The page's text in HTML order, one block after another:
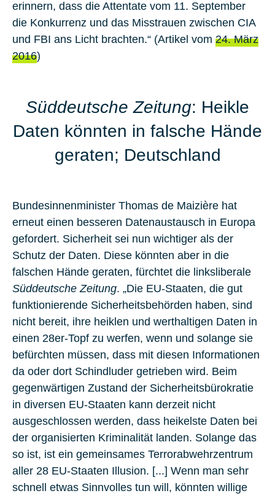
erinnern, dass die Attentate vom 11. September
die Konkurrenz und das Misstrauen zwischen CIA
und FBI ans Licht brachten.“ (Artikel vom 24. März
2016)
Süddeutsche Zeitung: Heikle
Daten könnten in falsche Hände
geraten; Deutschland
Bundesinnenminister Thomas de Maizière hat
erneut einen besseren Datenaustausch in Europa
gefordert. Sicherheit sei nun wichtiger als der
Schutz der Daten. Diese könnten aber in die
falschen Hände geraten, fürchtet die linksliberale
Süddeutsche Zeitung. „Die EU-Staaten, die gut
funktionierende Sicherheitsbehörden haben, sind
nicht bereit, ihre heiklen und werthaltigen Daten in
einen 28er-Topf zu werfen, wenn und solange sie
befürchten müssen, dass mit diesen Informationen
da oder dort Schindluder getrieben wird. Beim
gegenwärtigen Zustand der Sicherheitsbürokratie
in diversen EU-Staaten kann derzeit nicht
ausgeschlossen werden, dass heikelste Daten bei
der organisierten Kriminalität landen. Solange das
so ist, ist ein gemeinsames Terrorabwehrzentrum
aller 28 EU-Staaten Illusion. [...] Wenn man sehr
schnell etwas Sinnvolles tun will, könnten willige